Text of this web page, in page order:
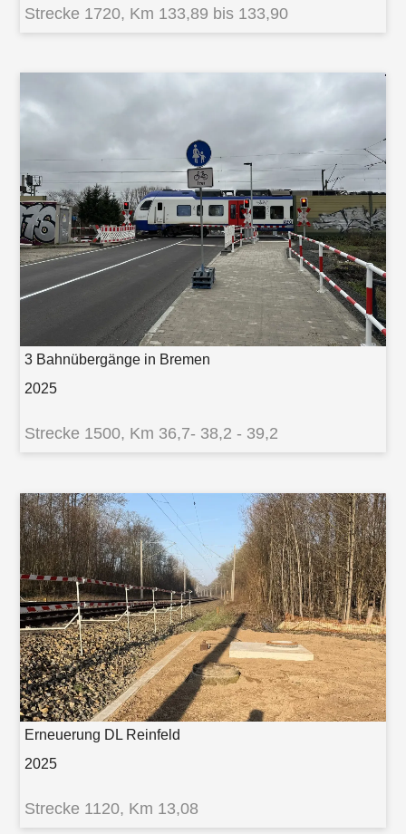
Strecke 1720, Km 133,89 bis 133,90
3 Bahnübergänge in Bremen
2025
Strecke 1500, Km 36,7- 38,2 - 39,2
Erneuerung DL Reinfeld
2025
Strecke 1120, Km 13,08